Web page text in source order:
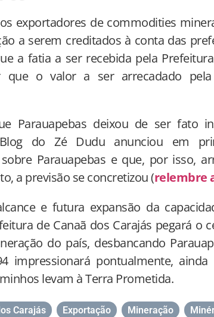
exportadores de commodities
a serem creditados à conta das
a fatia a ser recebida pela
que o valor a ser arrecadado
Parauapebas deixou de ser fato
do Zé Dudu anunciou em
Parauapebas e que, por isso,
a previsão se concretizou (relembre
e futura expansão da
de Canaã dos Carajás pegará o
do país, desbancando
impressionará pontualmente, ainda
levam à Terra Prometida.
Carajás Exportação Mineração